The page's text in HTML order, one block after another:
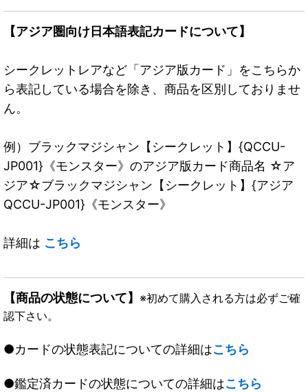
【アジア圏向け日本語表記カードについて】
シークレットレアなど「アジア版カード」をこちらか
ら表記している場合を除き、商品を区別しておりませ
ん。
例）ブラックマジシャン【シークレット】{QCCU-
JP001}《モンスター》のアジア版カード商品名 ☆ア
ジア☆ブラックマジシャン【シークレット】{アジア
QCCU-JP001}《モンスター》
詳細は こちら
【商品の状態について】 ※初めて購入される方は必ずご確
認下さい。
●カードの状態表記についての詳細はこちら
●鑑定済カードの状態についての詳細はこちら